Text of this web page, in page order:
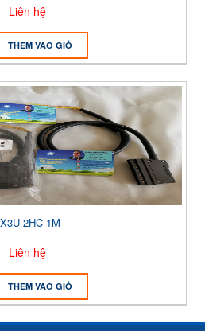
Liên hệ
THÊM VÀO GIỎ
2HC-1M
Liên hệ
THÊM VÀO GIỎ